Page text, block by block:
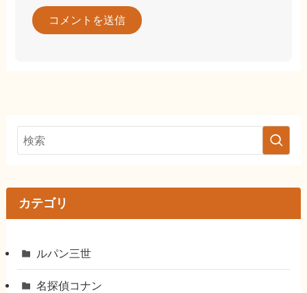
カテゴリ
ルパン三世
名探偵コナン